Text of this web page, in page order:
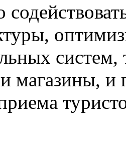
магазины, и